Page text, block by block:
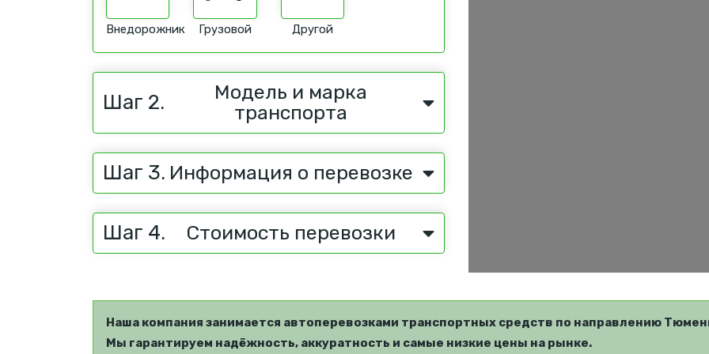
Внедорожник Грузовой Другой
Шаг 2.
Модель и марка
транспорта
Шаг 3. Информация о перевозке
Шаг 4. Стоимость перевозки
Наша компания занимается автоперевозками транспортных средств по направлению
Мы гарантируем надёжность, аккуратность и самые низкие цены на рынке.